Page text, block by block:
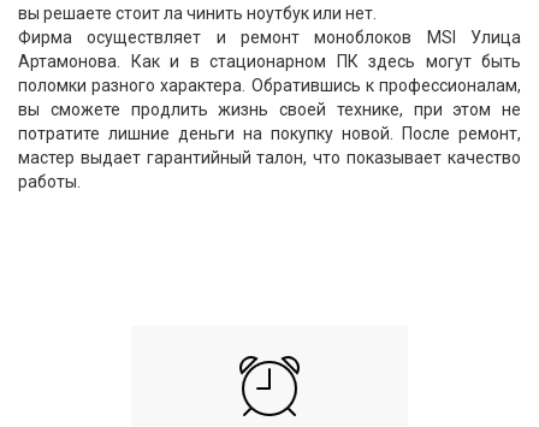
вы решаете стоит ла чинить ноутбук или нет.
Фирма осуществляет и ремонт моноблоков MSI Улица
Артамонова. Как и в стационарном ПК здесь могут быть
поломки разного характера. Обратившись к профессионалам,
вы сможете продлить жизнь своей технике, при этом не
потратите лишние деньги на покупку новой. После ремонт,
мастер выдает гарантийный талон, что показывает качество
работы.